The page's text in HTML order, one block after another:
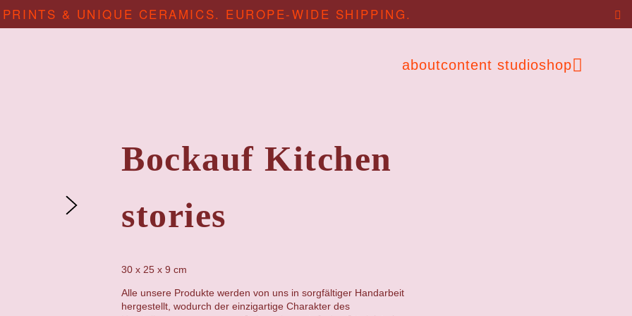
& UNIQUE CERAMICS. EUROPE-WIDE SHIPPING.
aboutcontent studioshop
Bockauf Kitchen
stories
30 x 25 x 9 cm
Alle unsere Produkte werden von uns in sorgfältiger Handarbeit
hergestellt, wodurch der einzigartige Charakter des